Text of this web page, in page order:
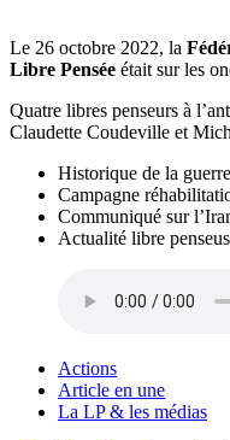
Le 26 octobre 2022, la
Libre Pensée était sur les
Quatre libres penseurs à
Claudette Coudeville et
Historique de la
Campagne
Communiqué sur
Actualité libre
Actions
Article en une
La LP & les médias